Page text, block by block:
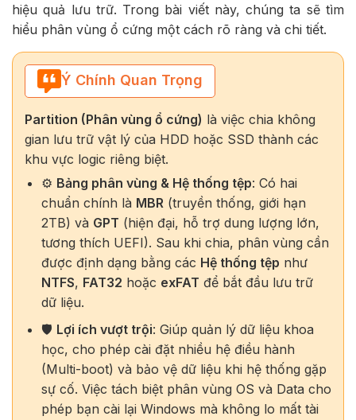
hiệu quả lưu trữ. Trong bài viết này, chúng ta sẽ tìm
hiểu phân vùng ổ cứng một cách rõ ràng và chi tiết.
Ý Chính Quan Trọng
Partition (Phân vùng ổ cứng) là việc chia không
gian lưu trữ vật lý của HDD hoặc SSD thành các
khu vực logic riêng biệt.
⚙️ Bảng phân vùng & Hệ thống tệp: Có hai
chuẩn chính là MBR (truyền thống, giới hạn
2TB) và GPT (hiện đại, hỗ trợ dung lượng lớn,
tương thích UEFI). Sau khi chia, phân vùng cần
được định dạng bằng các Hệ thống tệp như
NTFS, FAT32 hoặc exFAT để bắt đầu lưu trữ
dữ liệu.
🛡️ Lợi ích vượt trội: Giúp quản lý dữ liệu khoa
học, cho phép cài đặt nhiều hệ điều hành
(Multi-boot) và bảo vệ dữ liệu khi hệ thống gặp
sự cố. Việc tách biệt phân vùng OS và Data cho
phép bạn cài lại Windows mà không lo mất tài